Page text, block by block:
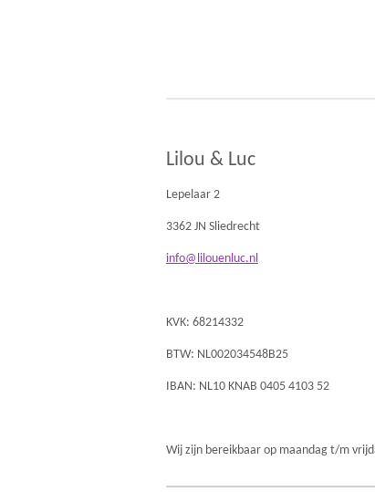
Lilou & Luc
Lepelaar 2
3362 JN Sliedrecht
info@lilouenluc.nl
KVK: 68214332
BTW: NL002034548B25
IBAN: NL10 KNAB 0405 4103 52
Wij zijn bereikbaar op maandag t/m